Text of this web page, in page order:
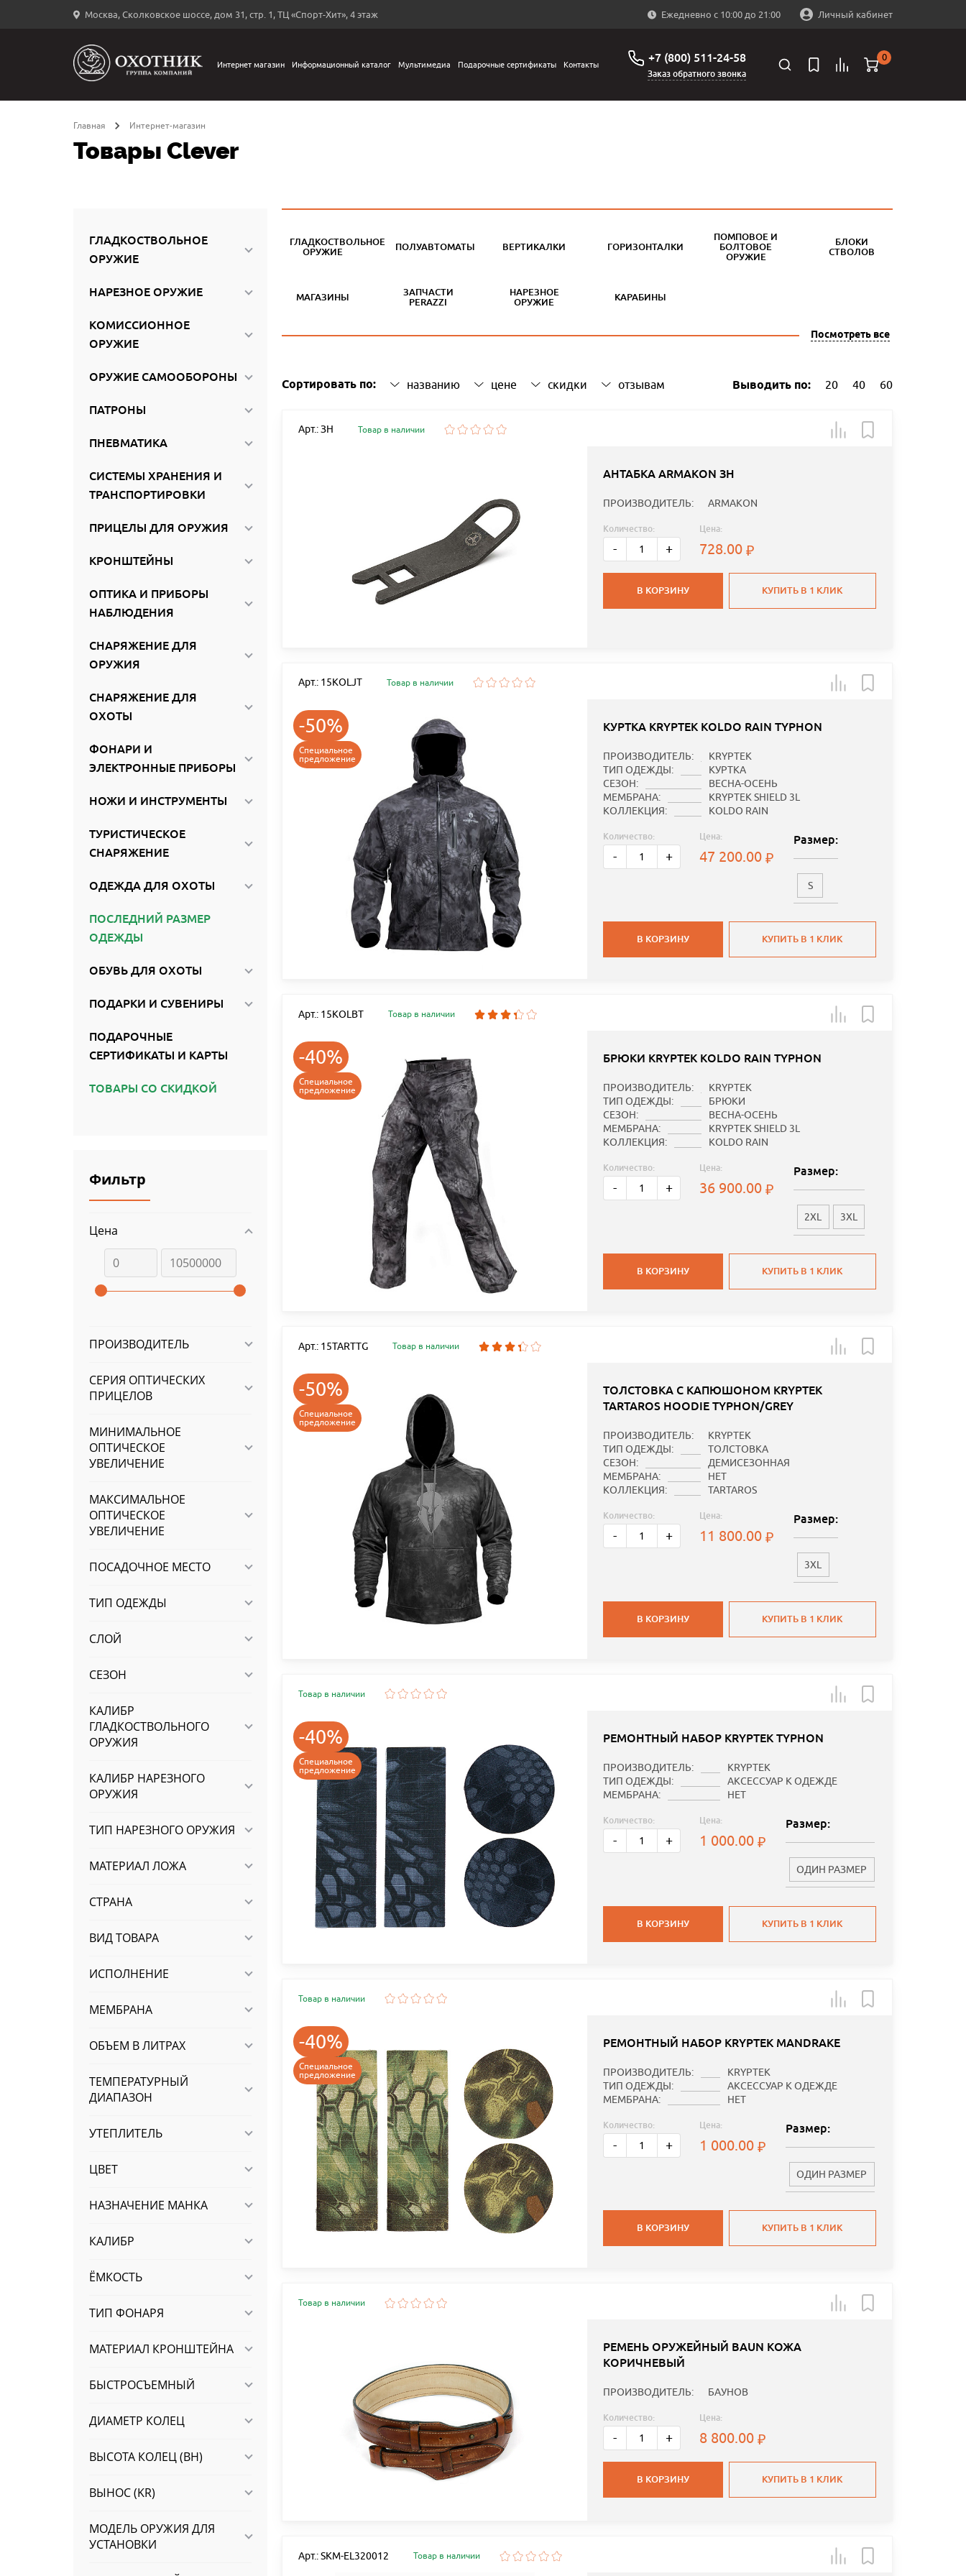
Москва, Сколковское шоссе, дом 31, стр. 1, ТЦ «Спорт-Хит», 4 этаж Ежедневно с 10:00 до 21:00 Личный кабинет
←
Интернет магазин Информационный каталог Мультимедиа Подарочные сертификаты Контакты +7 (800) 511-24-58
Заказ обратного звонка
0
Главная Интернет-магазин
Товары Clever
ГЛАДКОСТВОЛЬНОЕ
ОРУЖИЕ
НАРЕЗНОЕ ОРУЖИЕ
КОМИССИОННОЕ
ОРУЖИЕ
ОРУЖИЕ САМООБОРОНЫ
ПАТРОНЫ
ПНЕВМАТИКА
СИСТЕМЫ ХРАНЕНИЯ И
ТРАНСПОРТИРОВКИ
ПРИЦЕЛЫ ДЛЯ ОРУЖИЯ
КРОНШТЕЙНЫ
ОПТИКА И ПРИБОРЫ
НАБЛЮДЕНИЯ
СНАРЯЖЕНИЕ ДЛЯ
ОРУЖИЯ
СНАРЯЖЕНИЕ ДЛЯ
ОХОТЫ
ФОНАРИ И
ЭЛЕКТРОННЫЕ ПРИБОРЫ
НОЖИ И ИНСТРУМЕНТЫ
ТУРИСТИЧЕСКОЕ
СНАРЯЖЕНИЕ
ОДЕЖДА ДЛЯ ОХОТЫ
ПОСЛЕДНИЙ РАЗМЕР
ОДЕЖДЫ
ОБУВЬ ДЛЯ ОХОТЫ
ПОДАРКИ И СУВЕНИРЫ
ПОДАРОЧНЫЕ
СЕРТИФИКАТЫ И КАРТЫ
ТОВАРЫ СО СКИДКОЙ
Фильтр
Цена
ПРОИЗВОДИТЕЛЬ
СЕРИЯ ОПТИЧЕСКИХ
ПРИЦЕЛОВ
МИНИМАЛЬНОЕ
ОПТИЧЕСКОЕ
УВЕЛИЧЕНИЕ
МАКСИМАЛЬНОЕ
ОПТИЧЕСКОЕ
УВЕЛИЧЕНИЕ
ПОСАДОЧНОЕ МЕСТО
ТИП ОДЕЖДЫ
СЛОЙ
СЕЗОН
КАЛИБР
ГЛАДКОСТВОЛЬНОГО
ОРУЖИЯ
КАЛИБР НАРЕЗНОГО
ОРУЖИЯ
ТИП НАРЕЗНОГО ОРУЖИЯ
МАТЕРИАЛ ЛОЖА
СТРАНА
ВИД ТОВАРА
ИСПОЛНЕНИЕ
МЕМБРАНА
ОБЪЕМ В ЛИТРАХ
ТЕМПЕРАТУРНЫЙ
ДИАПАЗОН
УТЕПЛИТЕЛЬ
ЦВЕТ
НАЗНАЧЕНИЕ МАНКА
КАЛИБР
ЁМКОСТЬ
ТИП ФОНАРЯ
МАТЕРИАЛ КРОНШТЕЙНА
БЫСТРОСЪЕМНЫЙ
ДИАМЕТР КОЛЕЦ
ВЫСОТА КОЛЕЦ (BH)
ВЫНОС (KR)
МОДЕЛЬ ОРУЖИЯ ДЛЯ
УСТАНОВКИ
ГЛАДКОСТВОЛЬНОЕ
ОРУЖИЕ
ПОЛУАВТОМАТЫ ВЕРТИКАЛКИ ГОРИЗОНТАЛКИ
ПОМПОВОЕ И
БОЛТОВОЕ
ОРУЖИЕ
БЛОКИ
СТВОЛОВ
МАГАЗИНЫ
ЗАПЧАСТИ
PERAZZI
НАРЕЗНОЕ
ОРУЖИЕ
КАРАБИНЫ
Посмотреть все
Сортировать по: названию цене скидки отзывам Выводить по: 20 40 60
Арт.: ЗН Товар в наличии
АНТАБКА ARMAKON ЗН
ПРОИЗВОДИТЕЛЬ: ARMAKON
Количество:
- +
Цена:
728.00
В КОРЗИНУ КУПИТЬ В 1 КЛИК
Арт.: 15KOLJT Товар в наличии
-50%
Специальное
предложение
КУРТКА KRYPTEK KOLDO RAIN TYPHON
ПРОИЗВОДИТЕЛЬ:
KRYPTEK
ТИП ОДЕЖДЫ:
КУРТКА
СЕЗОН:
ВЕСНА-ОСЕНЬ
МЕМБРАНА:
KRYPTEK SHIELD 3L
КОЛЛЕКЦИЯ:
KOLDO RAIN
Количество:
- +
Цена:
47 200.00
Размер:
S
В КОРЗИНУ КУПИТЬ В 1 КЛИК
Арт.: 15KOLBT Товар в наличии
-40%
Специальное
предложение
БРЮКИ KRYPTEK KOLDO RAIN TYPHON
ПРОИЗВОДИТЕЛЬ:
KRYPTEK
ТИП ОДЕЖДЫ:
БРЮКИ
СЕЗОН:
ВЕСНА-ОСЕНЬ
МЕМБРАНА:
KRYPTEK SHIELD 3L
КОЛЛЕКЦИЯ:
KOLDO RAIN
Количество:
- +
Цена:
36 900.00
Размер:
2XL 3XL
В КОРЗИНУ КУПИТЬ В 1 КЛИК
Арт.: 15TARTTG Товар в наличии
-50%
Специальное
предложение
ТОЛСТОВКА С КАПЮШОНОМ KRYPTEK
TARTAROS HOODIE TYPHON/GREY
ПРОИЗВОДИТЕЛЬ:
KRYPTEK
ТИП ОДЕЖДЫ:
ТОЛСТОВКА
СЕЗОН:
ДЕМИСЕЗОННАЯ
МЕМБРАНА:
НЕТ
КОЛЛЕКЦИЯ:
TARTAROS
Количество:
- +
Цена:
11 800.00
Размер:
3XL
В КОРЗИНУ КУПИТЬ В 1 КЛИК
Товар в наличии
-40%
Специальное
предложение
РЕМОНТНЫЙ НАБОР KRYPTEK TYPHON
ПРОИЗВОДИТЕЛЬ:
KRYPTEK
ТИП ОДЕЖДЫ:
АКСЕССУАР К ОДЕЖДЕ
МЕМБРАНА:
НЕТ
Количество:
- +
Цена:
1 000.00
Размер:
ОДИН РАЗМЕР
В КОРЗИНУ КУПИТЬ В 1 КЛИК
Товар в наличии
-40%
Специальное
предложение
РЕМОНТНЫЙ НАБОР KRYPTEK MANDRAKE
ПРОИЗВОДИТЕЛЬ:
KRYPTEK
ТИП ОДЕЖДЫ:
АКСЕССУАР К ОДЕЖДЕ
МЕМБРАНА:
НЕТ
Количество:
- +
Цена:
1 000.00
Размер:
ОДИН РАЗМЕР
В КОРЗИНУ КУПИТЬ В 1 КЛИК
Товар в наличии
РЕМЕНЬ ОРУЖЕЙНЫЙ BAUN КОЖА
КОРИЧНЕВЫЙ
ПРОИЗВОДИТЕЛЬ: БАУНОВ
Количество:
- +
Цена:
8 800.00
В КОРЗИНУ КУПИТЬ В 1 КЛИК
Арт.: SKM-EL320012 Товар в наличии